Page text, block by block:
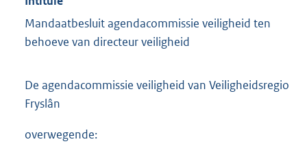
Mandaatbesluit agendacommissie veiligheid ten
behoeve van directeur veiligheid
De agendacommissie veiligheid van Veiligheidsregio
Fryslân
overwegende: